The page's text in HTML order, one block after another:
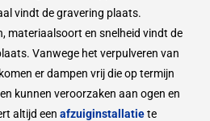
vindt de gravering plaats.
materiaalsoort en snelheid vindt de
Vanwege het verpulveren van
er dampen vrij die op termijn
kunnen veroorzaken aan ogen en
altijd een afzuiginstallatiete